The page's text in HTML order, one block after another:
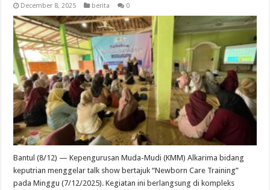
December 8, 2025 berita 0
Bantul (8/12) — Kepengurusan Muda-Mudi (KMM) Alkarima bidang
keputrian menggelar talk show bertajuk “Newborn Care Training”
pada Minggu (7/12/2025). Kegiatan ini berlangsung di kompleks